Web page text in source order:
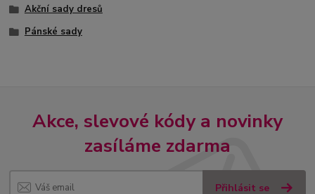
Akční sady dresů
Pánské sady
Akce, slevové kódy a novinky
zasíláme zdarma
Přihlásit se